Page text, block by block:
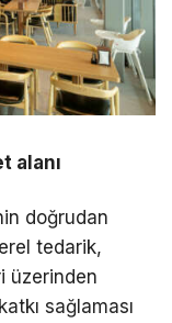
alanı
doğrudan
tedarik,
üzerinden
sağlaması